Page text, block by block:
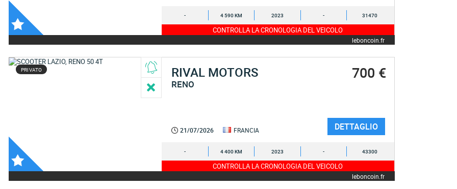
- 4 590 KM 2023 - 31470
CONTROLLA LA CRONOLOGIA DEL VEICOLO
leboncoin.fr
PRIVATO RIVAL MOTORS
RENO
700 €
21/07/2026 FRANCIA DETTAGLIO
- 4 400 KM 2023 - 43300
CONTROLLA LA CRONOLOGIA DEL VEICOLO
leboncoin.fr